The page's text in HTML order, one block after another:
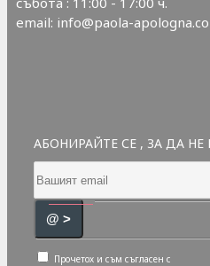
email: info@paola-
АБОНИРАЙТЕ СЕ , ЗА ДА
@ >
Прочетох и съм съгласен с